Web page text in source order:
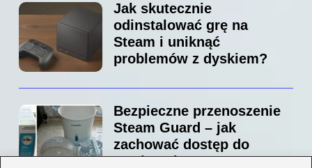
Jak skutecznie
odinstalować grę na
Steam i uniknąć
problemów z dyskiem?
Bezpieczne przenoszenie
Steam Guard – jak
zachować dostęp do
swojego konta?